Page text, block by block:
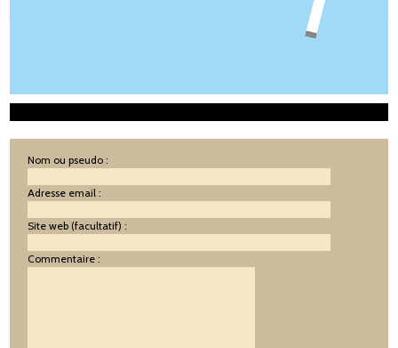
Nom ou pseudo :
Adresse email :
Site web (facultatif) :
Commentaire :